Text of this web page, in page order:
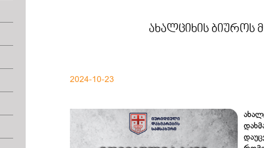
ახალციხის ბიუროს
2024-10-23